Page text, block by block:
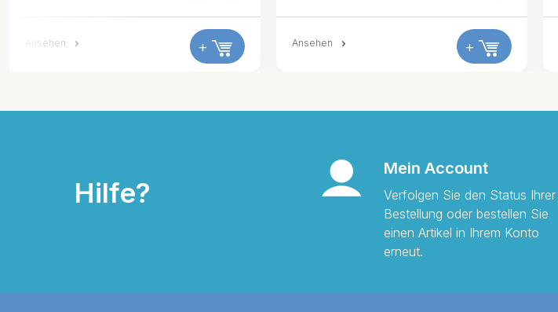
Ansehen + Ansehen +
Hilfe?
Mein Account
Verfolgen Sie den Status Ihrer
Bestellung oder bestellen Sie
einen Artikel in Ihrem Konto
erneut.